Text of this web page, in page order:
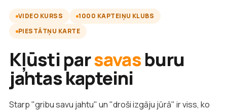
VIDEO KURSS
1000 KAPTEIŅU KLUBS
PIESTĀTŅU KARTE
Kļūsti parsavasburu
jahtas kapteini
Starp "gribu savu jahtu" un "droši izgāju jūrā" ir viss, ko